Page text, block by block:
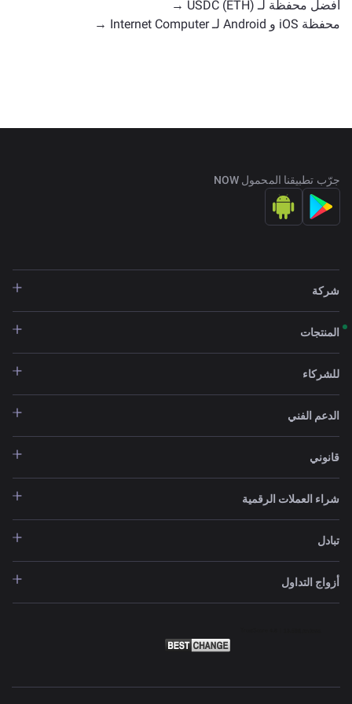
أفضل محفظة لـ USDC (ETH) →
محفظة iOS و Android لـ Internet Computer →
جرّب تطبيقنا المحمول NOW
شركة
المنتجات
للشركاء
الدعم الفني
قانوني
شراء العملات الرقمية
تبادل
أزواج التداول